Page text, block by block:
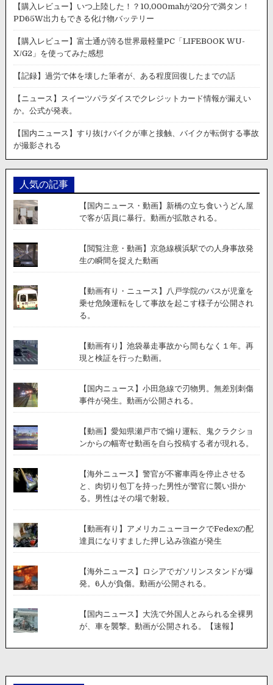
【購入レビュー】いつ上陸した！？10,000mahが20分で満タン！
PD65W出力もできる化け物バッテリー
【購入レビュー】富士通が誇る世界最軽量PC「LIFEBOOK WU-
X/G2」を使ってみた感想
【記録】過労で体を壊した筆者が、ある程度回復したまでの話
【ニュース】スイーツパラダイスでクレジットカード情報が漏えい
か。公式が発表。
【国内ニュース】すり抜けバイクが車と接触、バイクが転倒する事故
が撮影される
人気の記事
【国内ニュース・動画】新橋の立ち食いうどん屋
で客が店員に暴行。動画が拡散される。
【閲覧注意・動画】京急線横浜駅での人身事故発
生の瞬間を捉えた動画
【動画有り・ニュース】八戸学院のバスが児童を
乗せ危険運転をして事故を起こす様子が公開され
る。
【動画有り】池袋暴走事故から間もなく１年。再
現と検証を行った動画。
【国内ニュース】小田急線で刃物男。無差別刺傷
事件が発生。動画が公開される。
【動画】愛知県瀬戸市で煽り運転、鬼クラクショ
ンからの幅寄せ動画を自ら投稿する者が現れる。
【海外ニュース】警官が不審車両を停止させる
と、肉切り包丁を持った男性が警官に襲い掛か
る。男性はその場で射殺。
【動画有り】アメリカニューヨークでFedexの配
達員になりすました押し込み強盗が発生
【海外ニュース】ロシアでガソリンスタンドが爆
発。6人が負傷。動画が公開される。
【国内ニュース】大洗で外国人とみられる全裸男
が、車を襲撃。動画が公開される。【速報】